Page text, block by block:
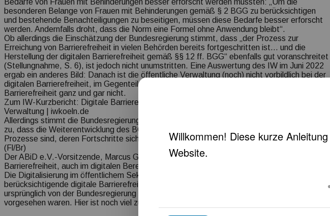
Bedarfe von Frauen mit Behinderungen besser erforscht werden müssten: „Um die
besonderen Belange von Frauen mit Behinderungen gemäß § 2 BGG zu berücksichtigen
und bestehende Benachteiligungen zu beseitigen, müssen diese Bedarfe besser erforscht
werden. Andernfalls droht, dass die Norm eine Formel ohne Anwendung bleibt“.
Ob allerdings die Einschätzung der Bundesregierung stimmt, dass „der Prozess zur
Erreichung von Barrierefreiheit in vielen Behörden bereits fortgeschritten ist… und die
Herstellung der digitalen Barrierefreiheit gemäß §§ 12 ff. BGG“ ebenfalls gut voranschreitet
(Stellungnahme, S. 6), ist jedoch nicht unumstritten. Eine Auswertung des IW im Juni 2022
ergab ein anderes Bild: Danach ist die öffentliche Verwaltung (noch) nicht vorbildlich bei der
digitalen Barrierefreiheit, im Gegenteil: Sie erfüllt die gesetzlichen Vorgaben zur digitalen
Barrierefreiheit ganz und gar nicht.
Zum IW-Kurzbericht: Digitale Barrierefreiheit: (noch) keine Vorbildfunktion der öffentlichen
Verwaltung | iwkoeln.de
Allerdings stimmt die Bundesregierung explizit dem Evaluationsbericht in der Einschätzung
zu, dass die Weiterentwicklung des BGG
Prozesse sind, deren Fortschritte sich erst in absehbarer Zeit zeigen werden.
(Fl/Br)
Der ABiD e.V.-Vorsitzende, Marcus Graubner, stellt fest, dass die Umsetzung der
Barrierefreiheit, auch im digitalen Bereich, noch einen deutlichen Nachholbedarf zeigt.
Die Digitalisierung im öffentlichem Sektor und erst recht die dabei zu
berücksichtigende digitale Barrierefreiheit sind noch nicht so vorangeschritten, wie es
ursprünglich von der Bundesregierung und den jeweiligen Landesregierungen
vorgesehen waren. Hier ist noch viel zu tun. Der ABiD bleibt dazu im Gespräch.